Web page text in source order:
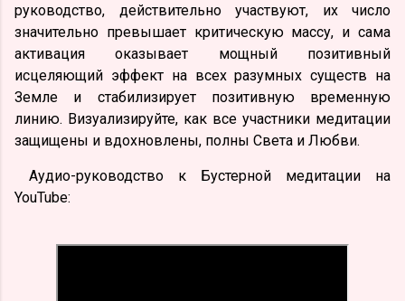
руководство, действительно участвуют, их число
значительно превышает критическую массу, и сама
активация оказывает мощный позитивный
исцеляющий эффект на всех разумных существ на
Земле и стабилизирует позитивную временную
линию. Визуализируйте, как все участники медитации
защищены и вдохновлены, полны Света и Любви.
Аудио-руководство к Бустерной медитации на
YouTube: